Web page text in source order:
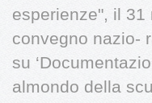
esperienze", il
convegno nazio-
su
almondo della